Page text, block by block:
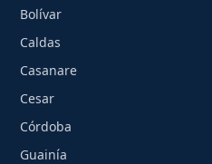
Bolívar
Caldas
Casanare
Cesar
Córdoba
Guainía